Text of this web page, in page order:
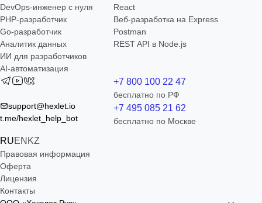
DevOps-инженер с нуля
РНР-разработчик
Go-разработчик
Аналитик данных
ИИ для разработчиков
AI-автоматизация
React
Веб-разработка на Express
Postman
REST API в Node.js
support@hexlet.io
t.me/hexlet_help_bot
RUEN KZ
+7 800 100 22 47
бесплатно по РФ
+7 495 085 21 62
бесплатно по Москве
Правовая информация
Оферта
Лицензия
Контакты